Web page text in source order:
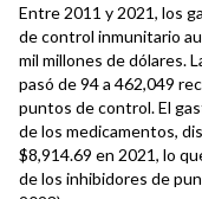
Entre 2011 y 2021, los
de control inmunitario
mil millones de dólares.
pasó de 94 a 462,049
puntos de control. El
de los medicamentos,
$8,914.69 en 2021, lo
de los inhibidores de